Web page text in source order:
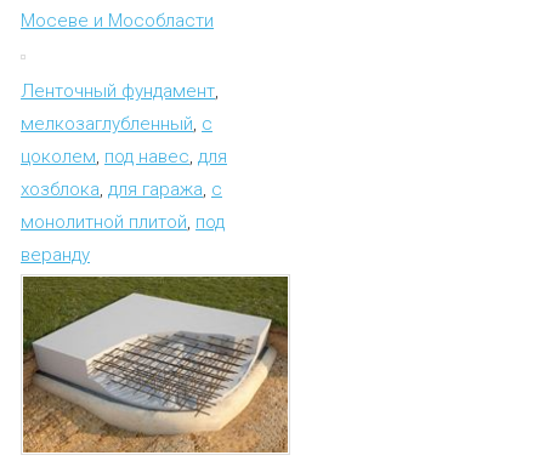
Мосеве и Мособласти
Ленточный фундамент
мелкозаглубленный с
цоколем под навес для
хозблока для гаража с
монолитной плитой под
веранду